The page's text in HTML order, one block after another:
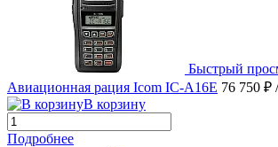
Быстрый
Авиационная рация Icom IC-A16E 76 750 ₽
В корзину
Подробнее